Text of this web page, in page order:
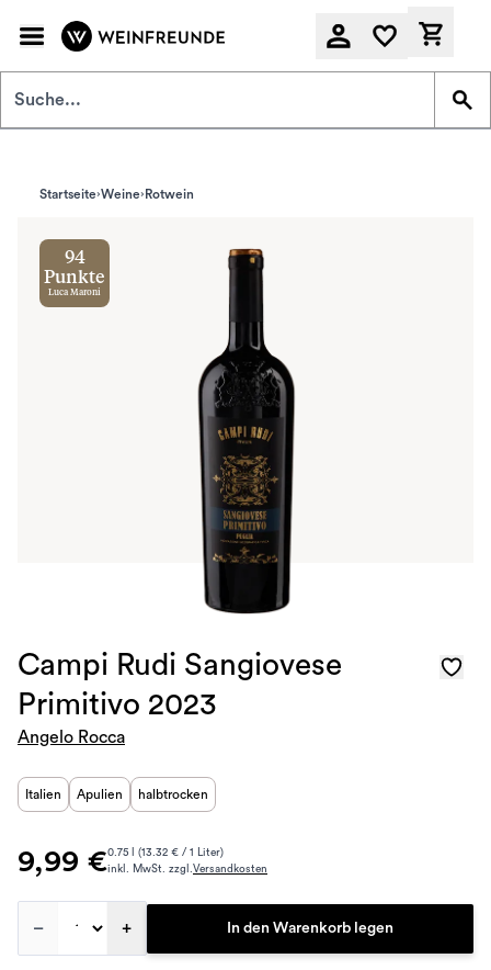
Startseite Weine Rotwein
94
Punkte
Luca Maroni
Campi Rudi Sangiovese
Primitivo 2023
Angelo Rocca
Italien Apulien halbtrocken
9,99 €0.75 l (13.32 € / 1 Liter)
inkl. MwSt. zzgl.Versandkosten
– + In den Warenkorb legen